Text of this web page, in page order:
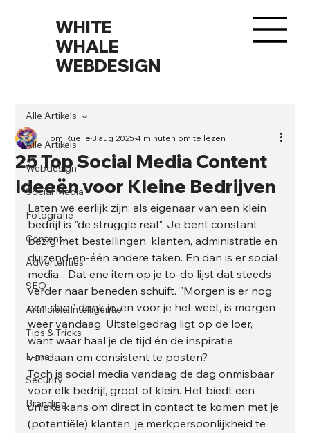
WHITE
WHALE
WEBDESIGN
Alle Artikels
Webdesign
Social Media
Fotografie
Content
Advertenties
SEO
Artificiële Intelligentie
Tips & Tricks
E-mail
Security
Branding
Alle Artikels
25 Top Social Media Content
Ideeën voor Kleine Bedrijven
Tom Ruelle3 aug 20254 minuten om te lezen
Laten we eerlijk zijn: als eigenaar van een klein
bedrijf is "de struggle real". Je bent constant
bezig met bestellingen, klanten, administratie en
duizend-en-één andere taken. En dan is er social
media... Dat ene item op je to-do lijst dat steeds
verder naar beneden schuift. "Morgen is er nog
een dag," denk je, en voor je het weet, is morgen
weer vandaag. Uitstelgedrag ligt op de loer,
want waar haal je de tijd én de inspiratie
vandaan om consistent te posten?
Toch is social media vandaag de dag onmisbaar
voor elk bedrijf, groot of klein. Het biedt een
unieke kans om direct in contact te komen met je
(potentiële) klanten, je merkpersoonlijkheid te